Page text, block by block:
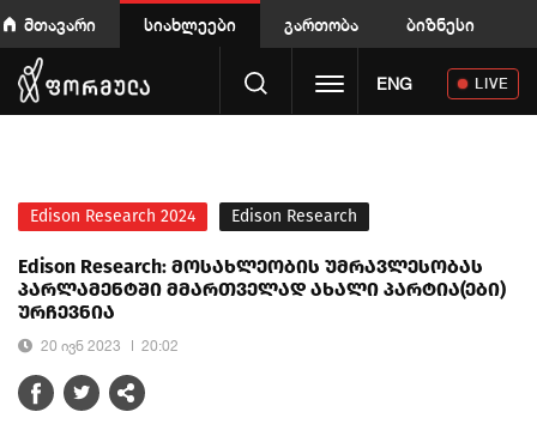
მთავარი სიახლეები გართობა ბიზნესი
Toggle navigation
ENG LIVE
Edison Research 2024 Edison Research
Edison Research: მოსახლეობის უმრავლესობას
პარლამენტში მმართველად ახალი პარტია(ები)
ურჩევნია
20 ივნ 2023 20:02